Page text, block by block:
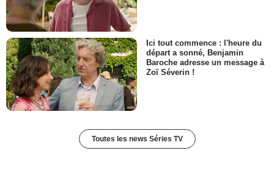
Ici tout commence : l'heure du
départ a sonné, Benjamin
Baroche adresse un message à
Zoï Séverin !
Toutes les news Séries TV